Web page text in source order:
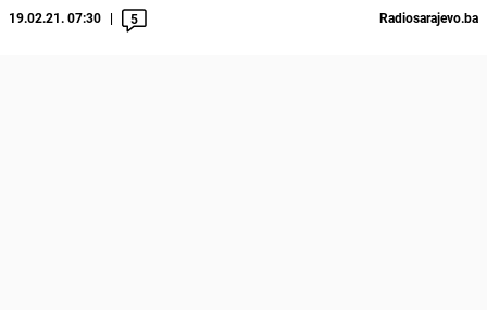
19.02.21. 07:30 5 Radiosarajevo.ba